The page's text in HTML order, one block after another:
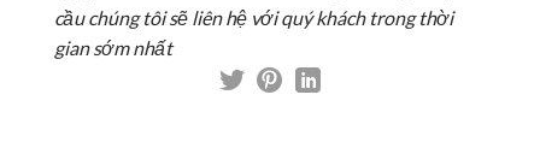
cầu chúng tôi sẽ liên hệ với quý khách trong thời
gian sớm nhất